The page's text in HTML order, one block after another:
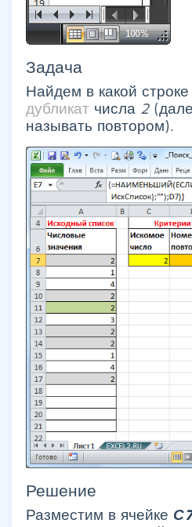
Задача
Найдем в какой
дубликат числа 2
называть повтором).
Решение
Разместим в ячейке